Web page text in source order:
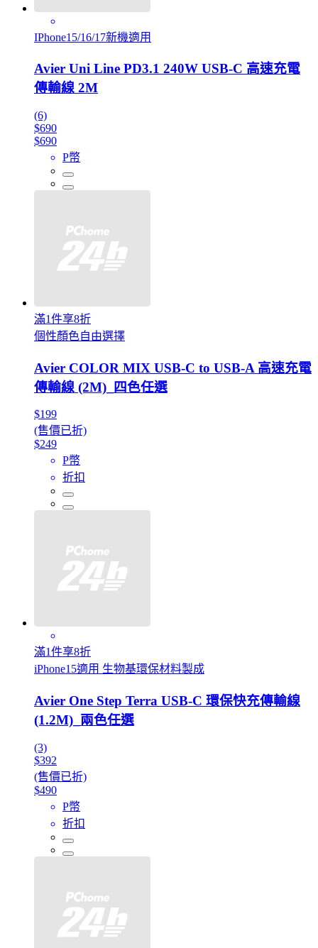
IPhone15/16/17新機適用
Avier Uni Line PD3.1 240W USB-C 高速充電
傳輸線 2M
(6)
$690
$690
P幣
滿1件享8折
個性顏色自由選擇
Avier COLOR MIX USB-C to USB-A 高速充電
傳輸線 (2M)_四色任選
$199
(售價已折)
$249
P幣
折扣
滿1件享8折
iPhone15適用 生物基環保材料製成
Avier One Step Terra USB-C 環保快充傳輸線
(1.2M)_兩色任選
(3)
$392
(售價已折)
$490
P幣
折扣